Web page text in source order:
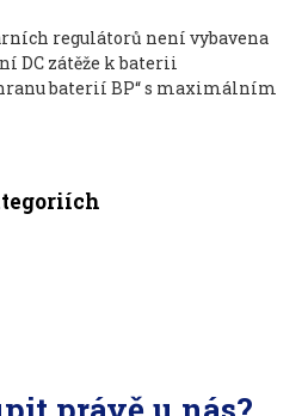
regulátorů není vybavena
DC zátěže k baterii
baterií BP“ s maximálním